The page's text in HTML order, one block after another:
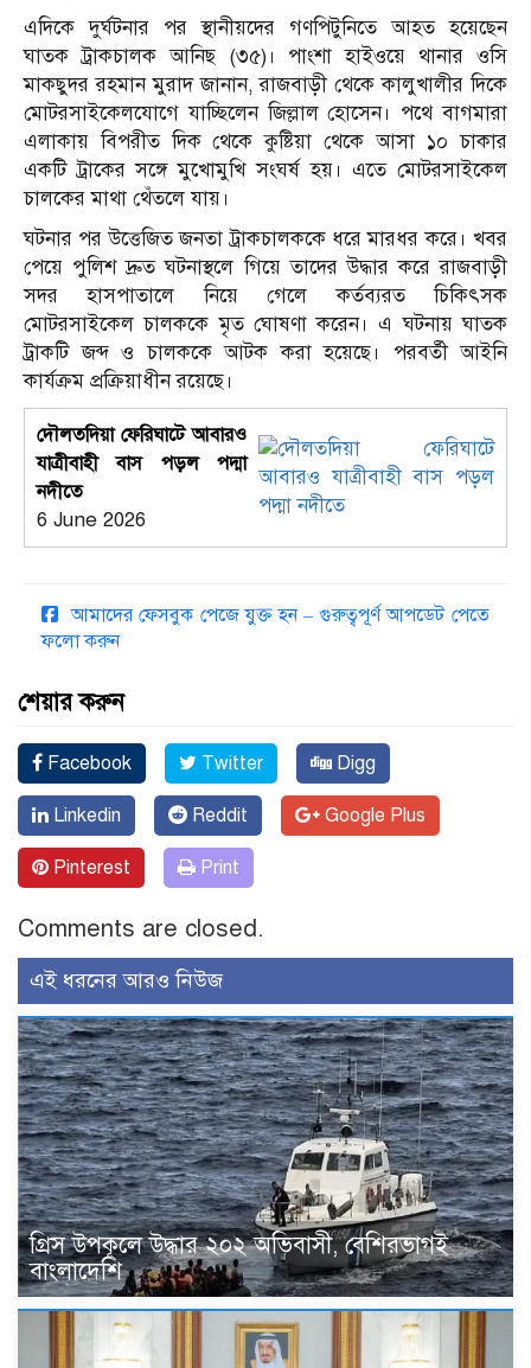
এদিকে দুর্ঘটনার পর স্থানীয়দের গণপিটুনিতে আহত হয়েছেন
ঘাতক ট্রাকচালক আনিছ (৩৫)। পাংশা হাইওয়ে থানার ওসি
মাকছুদর রহমান মুরাদ জানান, রাজবাড়ী থেকে কালুখালীর দিকে
মোটরসাইকেলযোগে যাচ্ছিলেন জিল্লাল হোসেন। পথে বাগমারা
এলাকায় বিপরীত দিক থেকে কুষ্টিয়া থেকে আসা ১০ চাকার
একটি ট্রাকের সঙ্গে মুখোমুখি সংঘর্ষ হয়। এতে মোটরসাইকেল
চালকের মাথা থেঁতলে যায়।
ঘটনার পর উত্তেজিত জনতা ট্রাকচালককে ধরে মারধর করে। খবর
পেয়ে পুলিশ দ্রুত ঘটনাস্থলে গিয়ে তাদের উদ্ধার করে রাজবাড়ী
সদর হাসপাতালে নিয়ে গেলে কর্তব্যরত চিকিৎসক
মোটরসাইকেল চালককে মৃত ঘোষণা করেন। এ ঘটনায় ঘাতক
ট্রাকটি জব্দ ও চালককে আটক করা হয়েছে। পরবর্তী আইনি
কার্যক্রম প্রক্রিয়াধীন রয়েছে।
দৌলতদিয়া ফেরিঘাটে আবারও
যাত্রীবাহী বাস পড়ল পদ্মা
নদীতে
6 June 2026
আমাদের ফেসবুক পেজে যুক্ত হন – গুরুত্বপূর্ণ আপডেট পেতে
ফলো করুন
শেয়ার করুন
Facebook Twitter Digg
Linkedin Reddit Google Plus
Pinterest Print
Comments are closed.
এই ধরনের আরও নিউজ
গ্রিস উপকূলে উদ্ধার ২০২ অভিবাসী, বেশিরভাগই
বাংলাদেশি